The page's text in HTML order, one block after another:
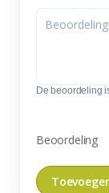
De beoordeling
Beoordeling